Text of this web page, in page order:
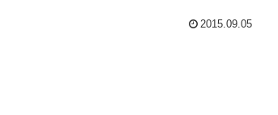
2015.09.05